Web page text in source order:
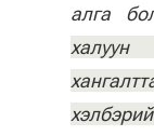
алга